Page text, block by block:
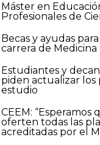
Máster en
Profesionales de
Becas y ayudas
carrera de Medicina
Estudiantes y
piden actualizar los
estudio
CEEM: “Esperamos
oferten todas las
acreditadas por el